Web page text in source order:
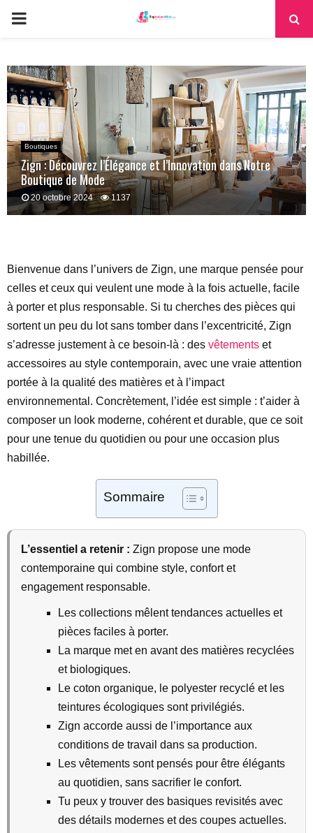
PRIMARY
Boutiques
Zign : Découvrez l’Élégance et l’Innovation dans Notre
Boutique de Mode
20 octobre 2024 1137
Bienvenue dans l’univers de Zign, une marque pensée pour
celles et ceux qui veulent une mode à la fois actuelle, facile
à porter et plus responsable. Si tu cherches des pièces qui
sortent un peu du lot sans tomber dans l’excentricité, Zign
s’adresse justement à ce besoin-là : des vêtements et
accessoires au style contemporain, avec une vraie attention
portée à la qualité des matières et à l’impact
environnemental. Concrètement, l’idée est simple : t’aider à
composer un look moderne, cohérent et durable, que ce soit
pour une tenue du quotidien ou pour une occasion plus
habillée.
Sommaire
L’essentiel a retenir : Zign propose une mode
contemporaine qui combine style, confort et
engagement responsable.
Les collections mêlent tendances actuelles et
pièces faciles à porter.
La marque met en avant des matières recyclées
et biologiques.
Le coton organique, le polyester recyclé et les
teintures écologiques sont privilégiés.
Zign accorde aussi de l’importance aux
conditions de travail dans sa production.
Les vêtements sont pensés pour être élégants
au quotidien, sans sacrifier le confort.
Tu peux y trouver des basiques revisités avec
des détails modernes et des coupes actuelles.